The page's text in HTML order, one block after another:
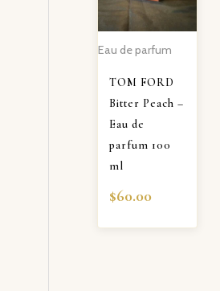
Eau de parfum
TOM FORD
Bitter Peach –
Eau de
parfum 100
ml
$60.00